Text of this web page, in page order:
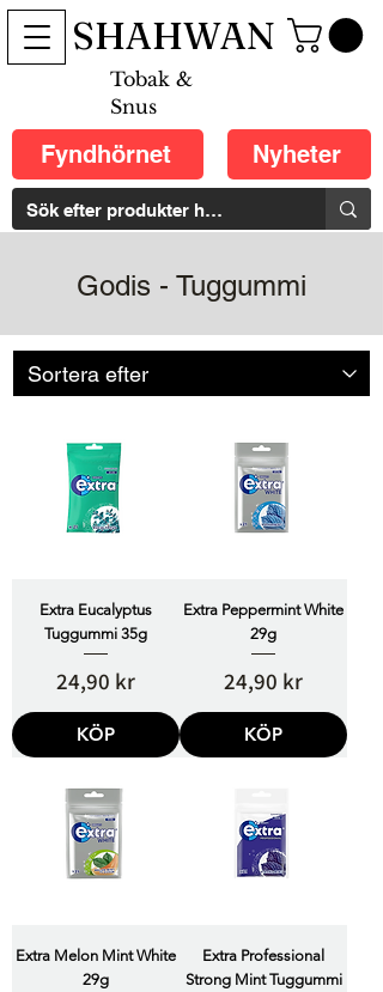
SHAHWAN
Tobak &
Snus
Fyndhörnet Nyheter
Godis - Tuggummi
Extra Eucalyptus
Tuggummi 35g
Pris
24,90 kr
KÖP
Extra Peppermint White
29g
Pris
24,90 kr
KÖP
Extra Melon Mint White
29g
Extra Professional
Strong Mint Tuggummi